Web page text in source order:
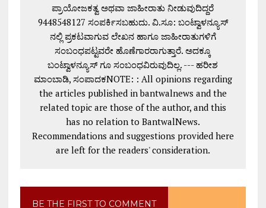
ಪ್ರಾಯೋಜಕತ್ವ ಅಥವಾ ಜಾಹೀರಾತು ನೀಡುವುದಿದ್ದರೆ
9448548127 ಸಂಪರ್ಕಿಸಬಹುದು. ವಿ.ಸೂ: ಬಂಟ್ವಾಳನ್ಯೂಸ್
ನಲ್ಲಿ ಪ್ರಕಟವಾಗುವ ಲೇಖನ ಹಾಗೂ ಜಾಹೀರಾತುಗಳಿಗೆ
ಸಂಬಂಧಪಟ್ಟವರೇ ಹೊಣೆಗಾರರಾಗುತ್ತಾರೆ. ಅದಕ್ಕೂ
ಬಂಟ್ವಾಳನ್ಯೂಸ್ ಗೂ ಸಂಬಂಧವಿರುವುದಿಲ್ಲ. --- ಹರೀಶ
ಮಾಂಬಾಡಿ, ಸಂಪಾದಕNOTE: : All opinions regarding
the articles published in bantwalnews and the
related topic are those of the author, and this
has no relation to BantwalNews.
Recommendations and suggestions provided here
are left for the readers' consideration.
BE THE FIRST TO COMMENT